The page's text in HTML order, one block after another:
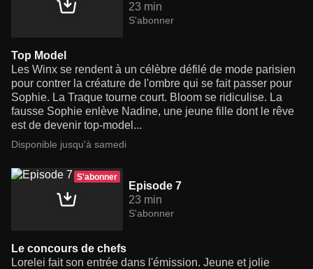
23 min
S'abonner
Top Model
Les Winx se rendent à un célèbre défilé de mode parisien
pour contrer la créature de l'ombre qui se fait passer pour
Sophie. La Traque tourne court. Bloom se ridiculise. La
fausse Sophie enlève Nadine, une jeune fille dont le rêve
est de devenir top-model...
Disponible jusqu'à samedi
S'abonner
Episode 7
23 min
S'abonner
Le concours de chefs
Lorelei fait son entrée dans l'émission. Jeune et jolie